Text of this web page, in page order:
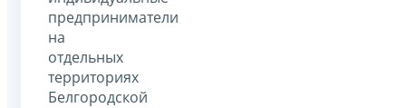
предприниматели
на
отдельных
территориях
Белгородской